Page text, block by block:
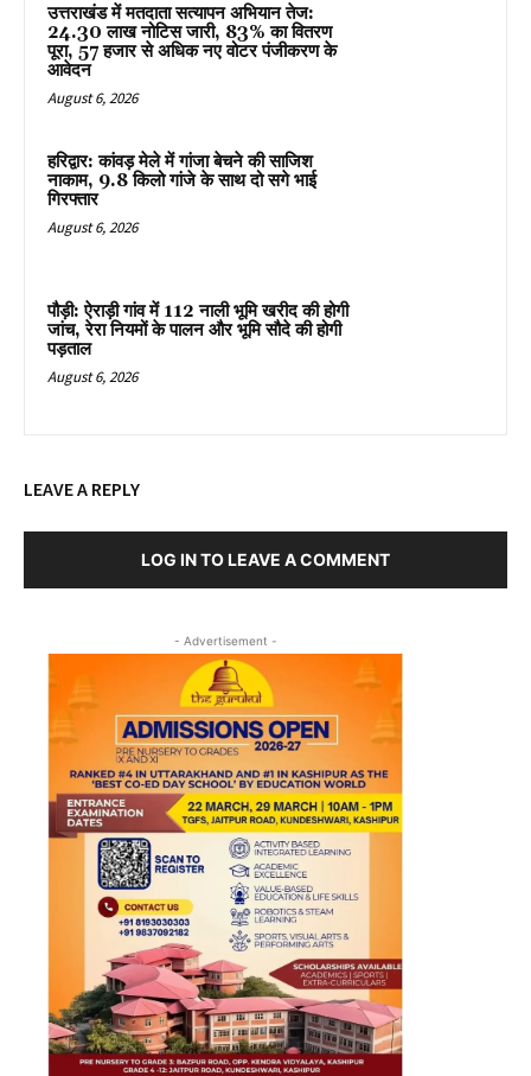
उत्तराखंड में मतदाता सत्यापन अभियान तेज:
24.30 लाख नोटिस जारी, 83% का वितरण
पूरा, 57 हजार से अधिक नए वोटर पंजीकरण के
आवेदन
August 6, 2026
हरिद्वार: कांवड़ मेले में गांजा बेचने की साजिश
नाकाम, 9.8 किलो गांजे के साथ दो सगे भाई
गिरफ्तार
August 6, 2026
पौड़ी: ऐराड़ी गांव में 112 नाली भूमि खरीद की होगी
जांच, रेरा नियमों के पालन और भूमि सौदे की होगी
पड़ताल
August 6, 2026
LEAVE A REPLY
LOG IN TO LEAVE A COMMENT
- Advertisement -